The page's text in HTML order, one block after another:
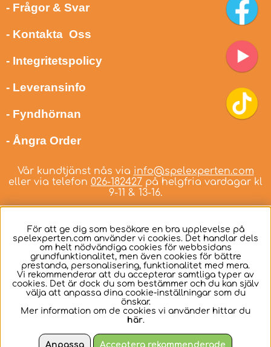
- Frågor & Svar
- Kontakta Oss
- Integritetspolicy
- Leveransinfo
- Fyndhörnan
- Ångra Order
Vår kundtjänst nås via info@spelexperten.com
eller via telefon 026-182427 på helgfria vardagar kl
9-11 & 13-16.
Svenska
För att ge dig som besökare en bra upplevelse på
spelexperten.com använder vi cookies. Det handlar dels
om helt nödvändiga cookies för webbsidans
grundfunktionalitet, men även cookies för bättre
prestanda, personalisering, funktionalitet med mera.
Vi rekommenderar att du accepterar samtliga typer av
cookies. Det är dock du som bestämmer och du kan själv
välja att anpassa dina cookie-inställningar som du
önskar.
Mer information om de cookies vi använder hittar du
här.
Anpassa Acceptera rekommenderade